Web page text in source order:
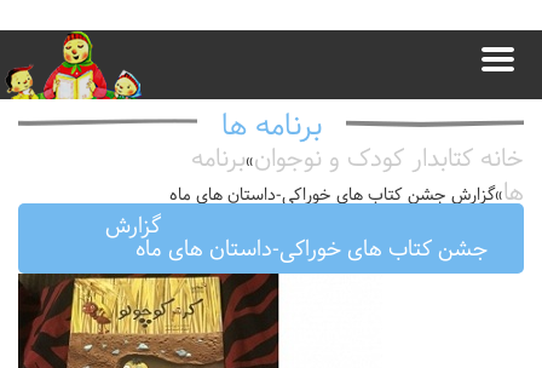
برنامه ها
خانه کتابدار کودک و نوجوان»برنامه
ها»گزارش جشن کتاب های خوراکی-داستان های ماه
گزارش
جشن کتاب های خوراکی-داستان های ماه